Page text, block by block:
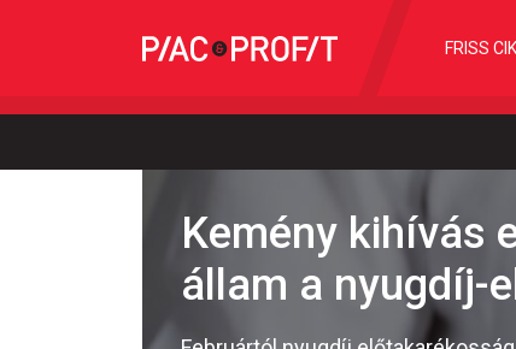
FRISS
Kemény kihívás
állam a nyugdíj-